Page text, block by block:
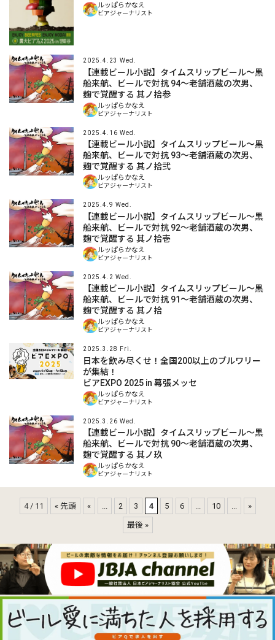
ルッぱらかなえ
ビアジャーナリスト
2025.4.23 Wed.
【連載ビール小説】タイムスリップビール～黒
船来航、ビールで対抗 94～老舗酒蔵の次男、
麹で覚醒する 其ノ拾参
ルッぱらかなえ
ビアジャーナリスト
2025.4.16 Wed.
【連載ビール小説】タイムスリップビール～黒
船来航、ビールで対抗 93～老舗酒蔵の次男、
麹で覚醒する 其ノ拾弐
ルッぱらかなえ
ビアジャーナリスト
2025.4.9 Wed.
【連載ビール小説】タイムスリップビール～黒
船来航、ビールで対抗 92～老舗酒蔵の次男、
麹で覚醒する 其ノ拾壱
ルッぱらかなえ
ビアジャーナリスト
2025.4.2 Wed.
【連載ビール小説】タイムスリップビール～黒
船来航、ビールで対抗 91～老舗酒蔵の次男、
麹で覚醒する 其ノ拾
ルッぱらかなえ
ビアジャーナリスト
2025.3.28 Fri.
日本を飲み尽くせ！全国200以上のブルワリー
が集結！
ビアEXPO 2025 in 幕張メッセ
ルッぱらかなえ
ビアジャーナリスト
2025.3.26 Wed.
【連載ビール小説】タイムスリップビール～黒
船来航、ビールで対抗 90～老舗酒蔵の次男、
麹で覚醒する 其ノ玖
ルッぱらかなえ
ビアジャーナリスト
4 / 11 « 先頭 « ... 2 3 4 5 6 ... 10 ... »
最後 »